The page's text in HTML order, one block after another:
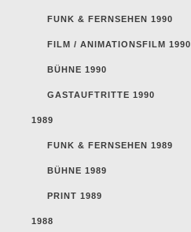
FUNK & FERNSEHEN 1990
FILM / ANIMATIONSFILM 1990
BÜHNE 1990
GASTAUFTRITTE 1990
1989
FUNK & FERNSEHEN 1989
BÜHNE 1989
PRINT 1989
1988